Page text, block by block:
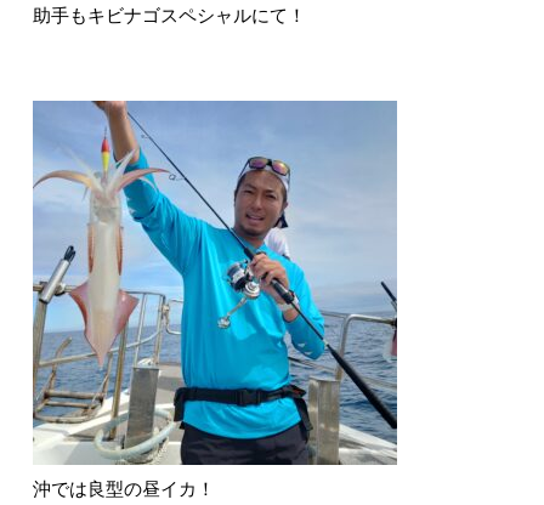
助手もキビナゴスペシャルにて！
沖では良型の昼イカ！